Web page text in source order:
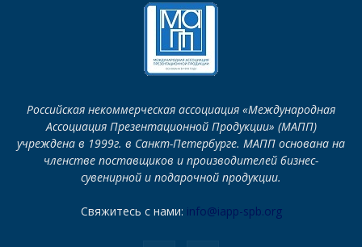
Российская некоммерческая ассоциация «Международная
Ассоциация Презентационной Продукции» (МАПП)
учреждена в 1999г. в Санкт-Петербурге. МАПП основана на
членстве поставщиков и производителей бизнес-
сувенирной и подарочной продукции.
Свяжитесь с нами: info@iapp-spb.org